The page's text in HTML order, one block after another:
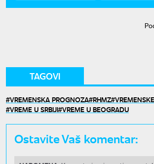
TAGOVI
VREMENSKA PROGNOZA RHMZ
VREME U SRBIJI VREME U BEOGRADU
Ostavite Vaš komentar: